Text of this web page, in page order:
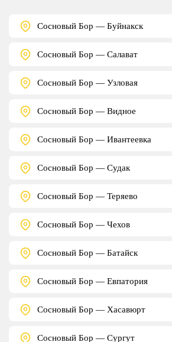
Сосновый Бор — Буйнакск
Сосновый Бор — Салават
Сосновый Бор — Узловая
Сосновый Бор — Видное
Сосновый Бор — Ивантеевка
Сосновый Бор — Судак
Сосновый Бор — Теряево
Сосновый Бор — Чехов
Сосновый Бор — Батайск
Сосновый Бор — Евпатория
Сосновый Бор — Хасавюрт
Сосновый Бор — Сургут